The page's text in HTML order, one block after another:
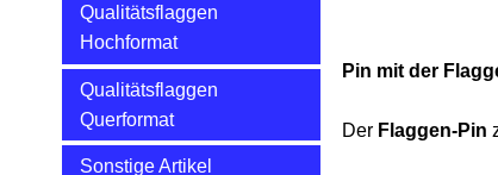
Qualitätsflaggen
Hochformat
Qualitätsflaggen
Querformat
Sonstige Artikel
Pin mit der
Der Flaggen-Pin